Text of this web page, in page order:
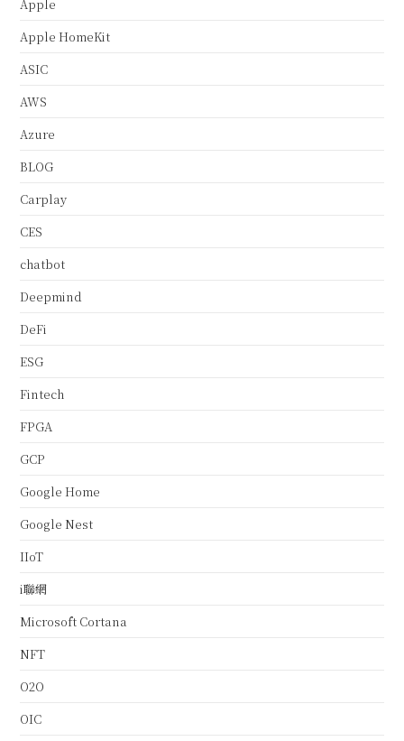
Apple
Apple HomeKit
ASIC
AWS
Azure
BLOG
Carplay
CES
chatbot
Deepmind
DeFi
ESG
Fintech
FPGA
GCP
Google Home
Google Nest
IIoT
i聯網
Microsoft Cortana
NFT
O2O
OIC